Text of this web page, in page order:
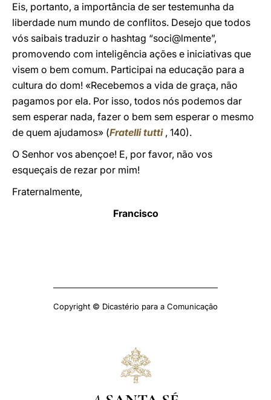
Eis, portanto, a importância de ser testemunha da
liberdade num mundo de conflitos. Desejo que todos
vós saibais traduzir o hashtag “soci@lmente”,
promovendo com inteligência ações e iniciativas que
visem o bem comum. Participai na educação para a
cultura do dom! «Recebemos a vida de graça, não
pagamos por ela. Por isso, todos nós podemos dar
sem esperar nada, fazer o bem sem esperar o mesmo
de quem ajudamos» (Fratelli tutti, 140).
O Senhor vos abençoe! E, por favor, não vos
esqueçais de rezar por mim!
Fraternalmente,
Francisco
Copyright © Dicastério para a Comunicação